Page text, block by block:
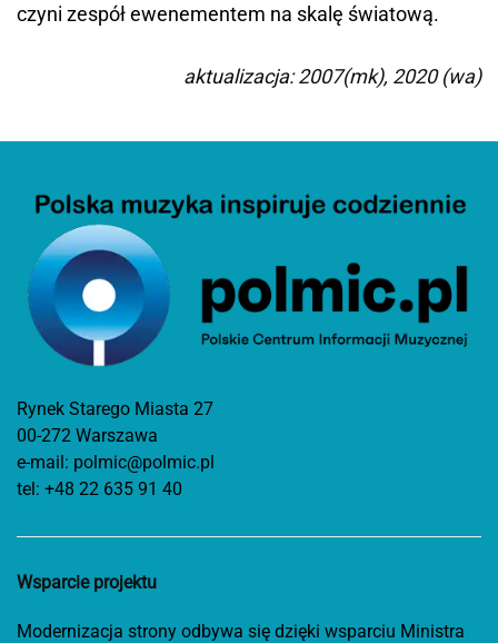
czyni zespół ewenementem na skalę światową.
aktualizacja: 2007(mk), 2020 (wa)
Rynek Starego Miasta 27
00-272 Warszawa
e-mail: polmic@polmic.pl
tel: +48 22 635 91 40
Wsparcie projektu
Modernizacja strony odbywa się dzięki wsparciu Ministra